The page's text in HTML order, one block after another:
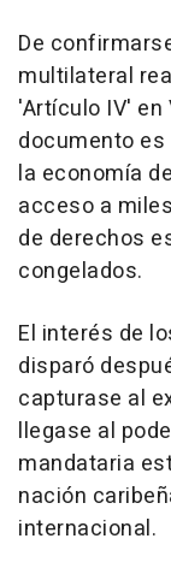
De
multilateral
'Artículo IV' en
documento
la economía
acceso a
de derechos
congelados.
El interés de
disparó
capturase al
llegase al
mandataria
nación
internacional.